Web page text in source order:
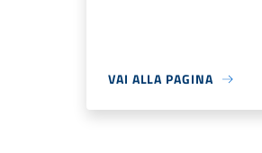
VAI ALLA PAGINA